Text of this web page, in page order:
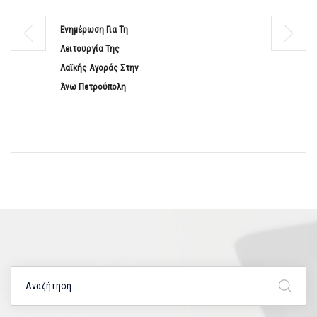
Ενημέρωση Για Τη
Λειτουργία Της
Λαϊκής Αγοράς Στην
Άνω Πετρούπολη